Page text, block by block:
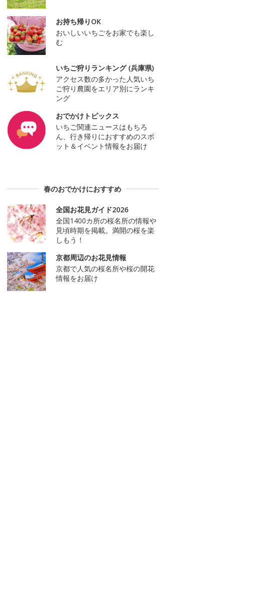
お持ち帰りOK
おいしいいちごをお家でも楽し
む
いちご狩りランキング (兵庫県)
アクセス数の多かった人気いち
ご狩り農園をエリア別にランキ
ング
おでかけトピックス
いちご関連ニュースはもちろ
ん、行き帰りにおすすめのスポ
ット＆イベント情報をお届け
春のおでかけにおすすめ
全国お花見ガイド2026
全国1400カ所の桜名所の情報や
見頃時期を掲載。満開の桜を楽
しもう！
京都周辺のお花見情報
京都で人気の桜名所や桜の開花
情報をお届け